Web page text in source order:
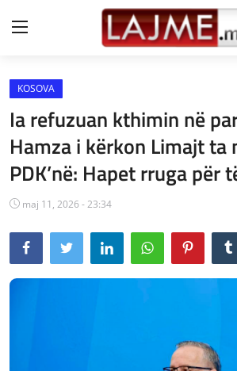
Shtëpi
LAJME MAQEDONI
SHQIPERI
KOSOVA
LAJME NGA BOTA
SHOWBIZ
KOSOVA
Ia refuzuan kthimin në
Hamza i kërkon Limajt ta
PDK’në: Hapet rruga për
maj 11, 2026 - 23:34